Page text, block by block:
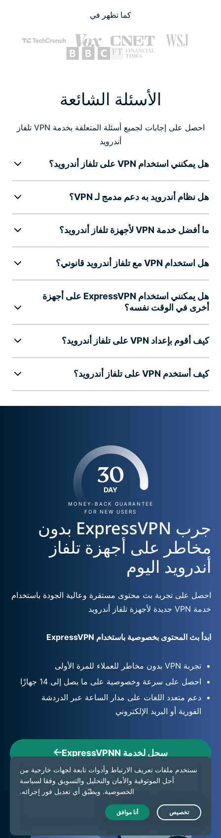
كما تظهر في
الأسئلة الشائعة
احصل على إجابات لجميع أسئلة المتعلقة بخدمة VPN تلفاز
أندرويد
هل يمكنني استخدام VPN على تلفاز أندرويد؟
هل نظام أندرويد به دعم مدمج لـ VPN؟
ما أفضل خدمة VPN لأجهزة تلفاز أندرويد؟
هل استخدام VPN مع تلفاز أندرويد قانوني؟
هل يمكنني استخدام ExpressVPN على أجهزة
أخرى في الوقت نفسه؟
كيف أقوم بإعداد VPN على تلفاز أندرويد؟
كيف أستخدم VPN على تلفاز أندرويد؟
30
DAY
MONEY-BACK GUARANTEE
FOR NEW USERS
جرب ExpressVPN بدون
مخاطر على أجهزة تلفاز
أندرويد اليوم
احصل على تجربة بث محتوى مستقرة وعالية الجودة باستخدام
خدمة VPN جديدة لأجهزة تلفاز أندرويد
ابدأ بث المحتوى بخصوصية باستخدام ExpressVPN
تجربة VPN بدون مخاطر للعملاء للمرة الأولى
احصل على سرعة وخصوصية على ما يصل إلى 14 جهازًا
دعم متعدد اللغات على مدار الساعة عبر الدردشة
الفورية أو البريد الإلكتروني
سجل لخدمة ExpressVPNN